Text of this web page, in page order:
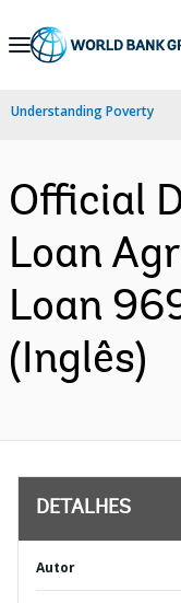
Skip
Navigation
Understanding Poverty
Official
Loan
Loan
(Inglês)
DETALHES
Autor